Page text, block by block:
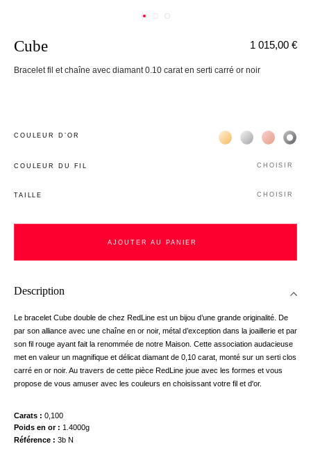
Cube
Bracelet fil et chaîne avec diamant 0.10 carat en serti carré or noir
1 015,00 €
COULEUR D’OR Жёлтое золото 18К
Белое золото
Розовое
COULEUR DU FIL CHOISIR
TAILLE CHOISIR
AJOUTER AU PANIER
Description
Le bracelet Cube double de chez RedLine est un bijou d’une grande originalité. De
par son alliance avec une chaîne en or noir, métal d’exception dans la joaillerie et par
son fil rouge ayant fait la renommée de notre Maison. Cette association audacieuse
met en valeur un magnifique et délicat diamant de 0,10 carat, monté sur un serti clos
carré en or noir. Au travers de cette pièce RedLine joue avec les formes et vous
propose de vous amuser avec les couleurs en choisissant votre fil et d'or.
Carats
0,100
Poids en or
1.4000g
Référence
3b N